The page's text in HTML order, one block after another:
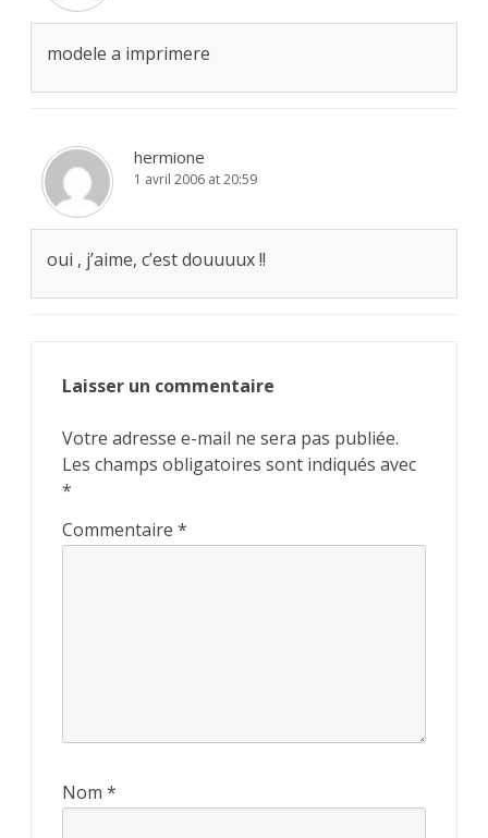
modele a imprimere
hermione
1 avril 2006 at 20:59
oui , j’aime, c’est douuuux !!
Laisser un commentaire
Votre adresse e-mail ne sera pas publiée.
Les champs obligatoires sont indiqués avec
*
Commentaire *
Nom *